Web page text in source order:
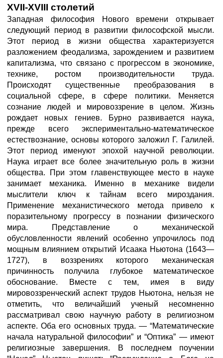
XVII-XVIII столетий
Западная философия Нового времени открывает
следующий период в развитии философской мысли.
Этот период в жизни общества характеризуется
разложением феодализма, зарождением и развитием
капитализма, что связано с прогрессом в экономике,
технике, ростом производительности труда.
Происходят существенные преобразования в
социальной сфере, в сфере политики. Меняется
сознание людей и мировоззрение в целом. Жизнь
рождает новых гениев. Бурно развивается наука,
прежде всего экспериментально-математическое
естествознание, основы которого заложил Г. Галилей.
Этот период именуют эпохой научной революции.
Наука играет все более значительную роль в жизни
общества. При этом главенствующее место в науке
занимает механика. Именно в механике видели
мыслители ключ к тайнам всего мироздания.
Применение механистического метода привело к
поразительному прогрессу в познании физического
мира. Представление о механической
обусловленности явлений особенно упрочилось под
мощным влиянием открытий Исаака Ньютона (1643—
1727), в воззрениях которого механическая
причинность получила глубокое математическое
обоснование. Вместе с тем, имея в виду
мировоззренческий аспект трудов Ньютона, нельзя не
отметить, что величайший ученый несомненно
рассматривал свою научную работу в религиозном
аспекте. Оба его основных труда. — “Математические
начала натуральной философии” и “Оптика” — имеют
религиозные завершения. В последнем поучении